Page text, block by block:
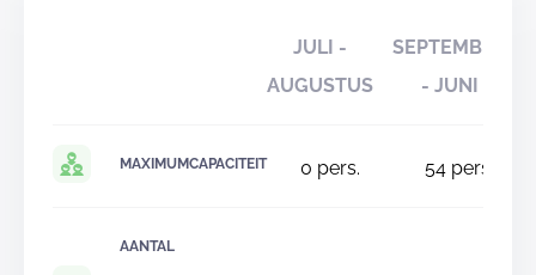
JULI -
AUGUSTUS
SEPTEMBER
- JUNI
MAXIMUMCAPACITEIT 0 pers. 54 pers.
AANTAL